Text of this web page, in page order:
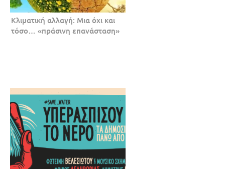
Κλιματική αλλαγή: Μια όχι και
τόσο… «πράσινη επανάσταση»